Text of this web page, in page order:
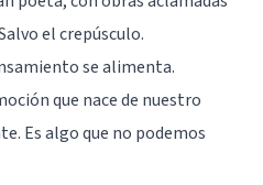
el crepúsculo.
se alimenta.
que nace de nuestro
Es algo que no podemos